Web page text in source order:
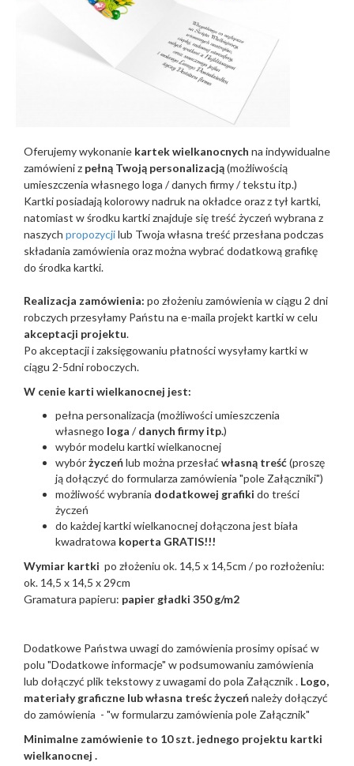
Oferujemy wykonanie kartek wielkanocnych na indywidualne
zamówieni z pełną Twoją personalizacją(możliwością
umieszczenia własnego loga / danych firmy / tekstu itp.)
Kartki posiadają kolorowy nadruk na okładce oraz z tył kartki,
natomiast w środku kartki znajduje się treść życzeń wybrana z
naszych propozycjilub Twoja własna treść przesłana podczas
składania zamówienia oraz można wybrać dodatkową grafikę
do środka kartki.
Realizacja zamówienia: po złożeniu zamówienia w ciągu 2 dni
robczych przesyłamy Państu na e-maila projekt kartki w celu
akceptacji projektu.
Po akceptacji i zaksięgowaniu płatności wysyłamy kartki w
ciągu 2-5dni roboczych.
W cenie karti wielkanocnej jest:
pełna personalizacja (możliwości umieszczenia
własnego loga /danych firmy itp.)
wybór modelu kartki wielkanocnej
wybórżyczeńlub można przesłać własną treść(proszę
ją dołączyć do formularza zamówienia "pole Załączniki")
możliwość wybrania dodatkowej grafiki do treści
życzeń
do każdej kartki wielkanocnej dołączona jest biała
kwadratowa koperta GRATIS!!!
Wymiar kartki po złożeniu ok. 14,5 x 14,5cm / po rozłożeniu:
ok. 14,5 x 14,5 x 29cm
Gramatura papieru: papier gładki 350 g/m2
Dodatkowe Państwa uwagi do zamówienia prosimy opisać w
polu "Dodatkowe informacje" w podsumowaniu zamówienia
lub dołączyć plik tekstowy z uwagami do pola Załącznik . Logo,
materiały graficzne lub własna treśc życzeńnależy dołączyć
do zamówienia - "w formularzu zamówienia pole Załącznik"
Minimalne zamówienie to 10 szt. jednego projektu kartki
wielkanocnej .